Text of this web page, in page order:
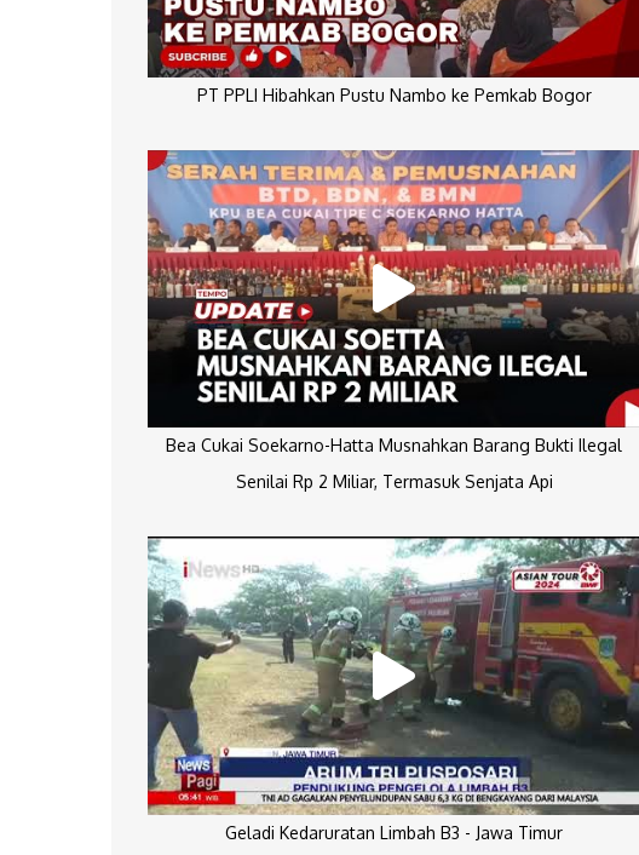
PT PPLI Hibahkan Pustu Nambo ke Pemkab Bogor
Bea Cukai Soekarno-Hatta Musnahkan Barang Bukti Ilegal
Senilai Rp 2 Miliar, Termasuk Senjata Api
Geladi Kedaruratan Limbah B3 - Jawa Timur